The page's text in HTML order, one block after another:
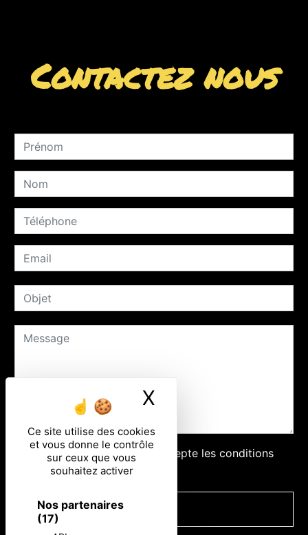
Ce site utilise des cookies
et vous donne le contrôle
sur ceux que vous
souhaitez activer
Nos partenaires
(17)
X
Contactez nous
En cochant cette case, j'accepte les conditions
particulières ci-dessous **